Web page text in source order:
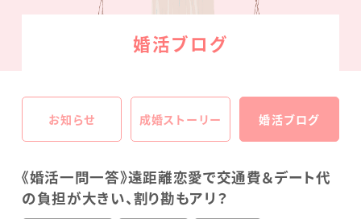
婚活ブログ
お知らせ 成婚ストーリー 婚活ブログ
《婚活一問一答》遠距離恋愛で交通費＆デート代
の負担が大きい、割り勘もアリ？